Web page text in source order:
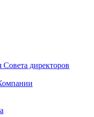
директоров